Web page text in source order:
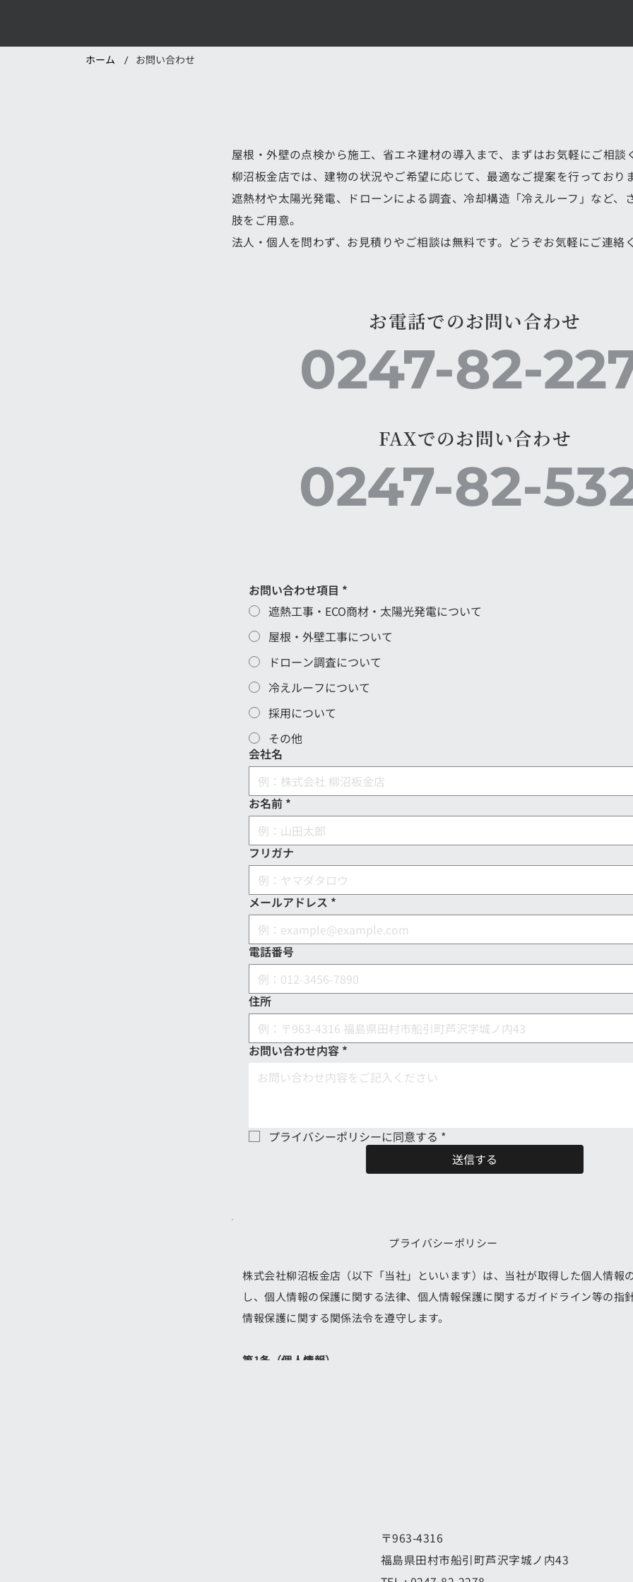
屋根・外壁の点検から施工、省エネ建材の導入まで、まずはお気軽にご相談
柳沼板金店では、建物の状況やご希望に応じて、最適なご提案を行っておりま
遮熱材や太陽光発電、ドローンによる調査、冷却構造「冷えルーフ」など、
肢をご用意。
法人・個人を問わず、お見積りやご相談は無料です。どうぞお気軽にご連絡
お電話でのお問い合わせ
0247-82-
FAXでのお問い合わせ
0247-82-
お問い合わせ項目 *
遮熱工事・ECO商材・太陽光発電について
屋根・外壁工事について
ドローン調査について
冷えルーフについて
採用について
その他
会社名
お名前 *
フリガナ
メールアドレス *
電話番号
住所
お問い合わせ内容 *
プライバシーポリシーに同意する *
送信する
プライバシーポリシー
株式会社柳沼板金店（以下「当社」といいます）は、当社が取得した個人情報
し、個人情報の保護に関する法律、個人情報保護に関するガイドライン等の指
情報保護に関する関係法令を遵守します。
第1条（個人情報）
ホーム / お問い合わせ
〒963-4316
福島県田村市船引町芦沢字城ノ内43